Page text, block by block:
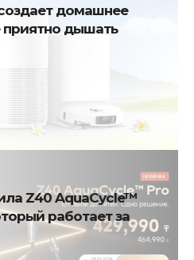
домашнее
приятно дышать
Z40 AquaCycle™
работает за